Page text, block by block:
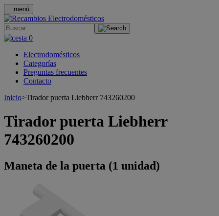
menú
0
Electrodomésticos
Categorías
Preguntas frecuentes
Contacto
Inicio>Tirador puerta Liebherr 743260200
Tirador puerta Liebherr
743260200
Maneta de la puerta (1 unidad)